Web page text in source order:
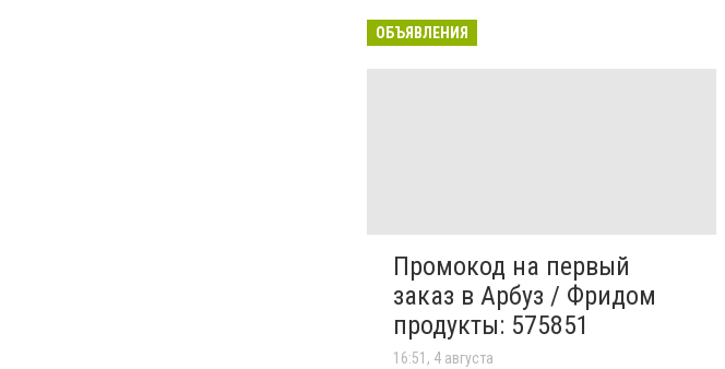
ОБЪЯВЛЕНИЯ
Промокод на первый
заказ в Арбуз / Фридом
продукты: 575851
16:51, 4 августа